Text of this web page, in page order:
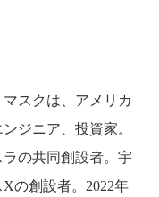
スクは、アメリカ
ジニア、投資家。
の共同創設者。宇
の創設者。2022年